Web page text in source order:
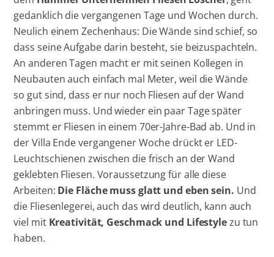
gedanklich die vergangenen Tage und Wochen durch.
Neulich einem Zechenhaus: Die Wände sind schief, so
dass seine Aufgabe darin besteht, sie beizuspachteln.
An anderen Tagen macht er mit seinen Kollegen in
Neubauten auch einfach mal Meter, weil die Wände
so gut sind, dass er nur noch Fliesen auf der Wand
anbringen muss. Und wieder ein paar Tage später
stemmt er Fliesen in einem 70er-Jahre-Bad ab. Und in
der Villa Ende vergangener Woche drückt er LED-
Leuchtschienen zwischen die frisch an der Wand
geklebten Fliesen. Voraussetzung für alle diese
Arbeiten: Die Fläche muss glatt und eben sein. Und
die Fliesenlegerei, auch das wird deutlich, kann auch
viel mit Kreativität, Geschmack und Lifestylezu tun
haben.